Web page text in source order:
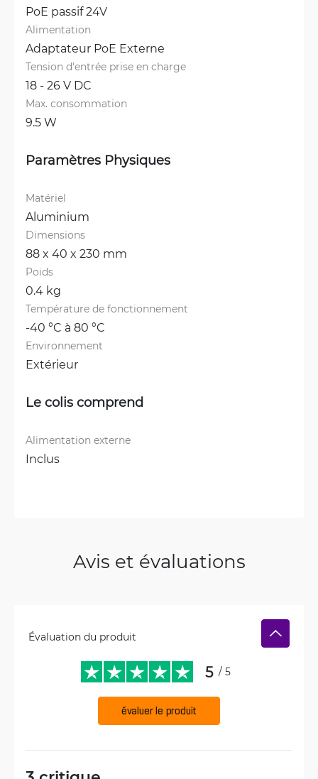
PoE passif 24V
Alimentation
Adaptateur PoE Externe
Tension d'entrée prise en charge
18 - 26 V DC
Max. consommation
9.5 W
Paramètres Physiques
Matériel
Aluminium
Dimensions
88 x 40 x 230 mm
Poids
0.4 kg
Température de fonctionnement
-40 °C à 80 °C
Environnement
Extérieur
Le colis comprend
Alimentation externe
Inclus
Avis et évaluations
Évaluation du produit
5 / 5
évaluer le produit